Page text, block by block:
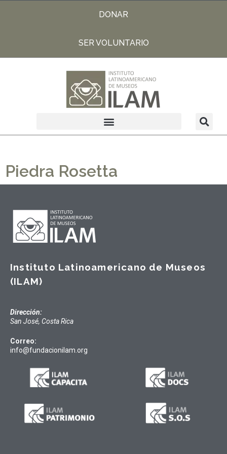
DONAR
SER VOLUNTARIO
Piedra Rosetta
Instituto Latinoamericano de Museos
(ILAM)
Dirección:
San José, Costa Rica
Correo:
info@fundacionilam.org